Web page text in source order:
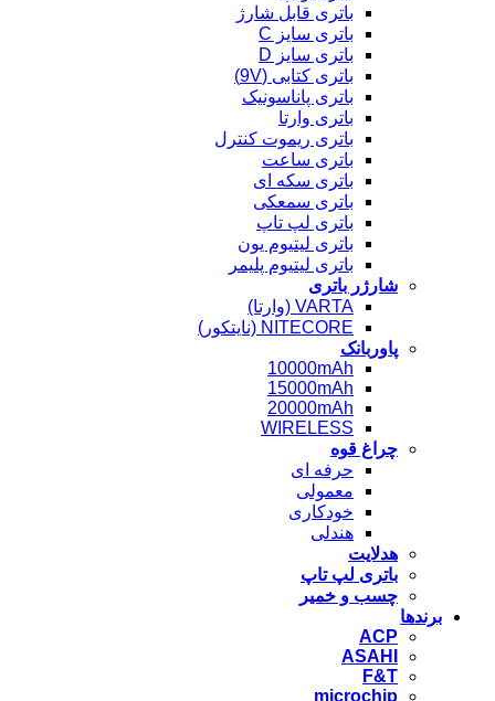
باتری قابل شارژ
باتری سایز C
باتری سایز D
باتری کتابی (9V)
باتری پاناسونیک
باتری وارتا
باتری ریموت کنترل
باتری ساعت
باتری سکه ای
باتری سمعکی
باتری لپ تاپ
باتری لیتیوم یون
باتری لیتیوم پلیمر
شارژر باتری
VARTA (وارتا)
NITECORE (نایتکور)
پاوربانک
10000mAh
15000mAh
20000mAh
WIRELESS
چراغ قوه
حرفه ای
معمولی
خودکاری
هندلی
هدلایت
باتری لپ تاپ
چسب و خمیر
برندها
ACP
ASAHI
F&T
microchip